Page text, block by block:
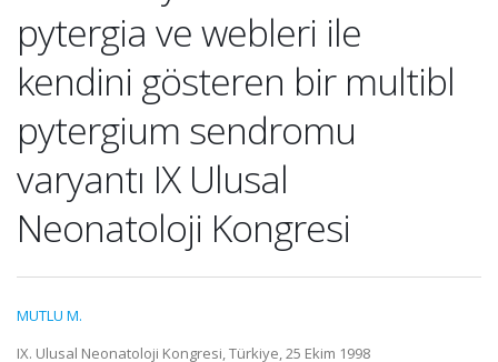
pytergia ve webleri ile
kendini gösteren bir multibl
pytergium sendromu
varyantı IX Ulusal
Neonatoloji Kongresi
MUTLU M.
IX. Ulusal Neonatoloji Kongresi, Türkiye, 25 Ekim 1998